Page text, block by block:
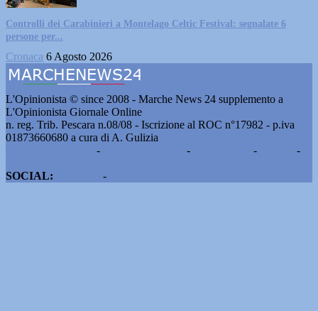
Controlli dei Carabinieri a Montelago Celtic Festival: segnalate 6
persone per...
Cronaca 6 Agosto 2026
L'Opinionista © since 2008 - Marche News 24 supplemento a
L'Opinionista Giornale Online
n. reg. Trib. Pescara n.08/08 - Iscrizione al ROC n°17982 - p.iva
01873660680 a cura di A. Gulizia
- - -
-
SOCIAL:
-